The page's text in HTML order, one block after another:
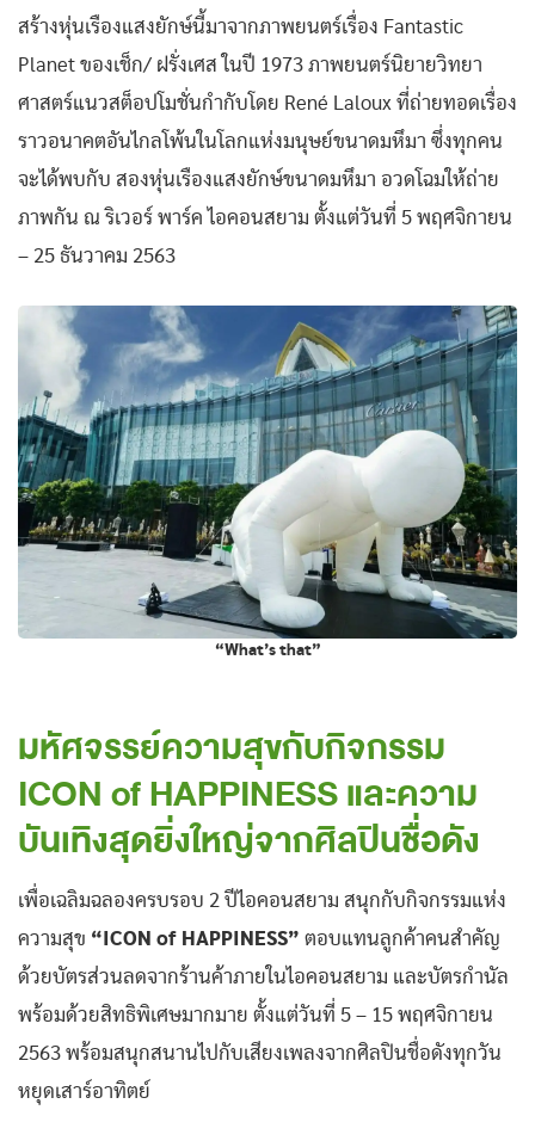
สร้างหุ่นเรืองแสงยักษ์นี้มาจากภาพยนตร์เรื่อง Fantastic
Planet ของเช็ก/ ฝรั่งเศส ในปี 1973 ภาพยนตร์นิยายวิทยา
ศาสตร์แนวสต็อปโมชั่นกำกับโดย René Laloux ที่ถ่ายทอดเรื่อง
ราวอนาคตอันไกลโพ้นในโลกแห่งมนุษย์ขนาดมหึมา ซึ่งทุกคน
จะได้พบกับ สองหุ่นเรืองแสงยักษ์ขนาดมหึมา อวดโฉมให้ถ่าย
ภาพกัน ณ ริเวอร์ พาร์ค ไอคอนสยาม ตั้งแต่วันที่ 5 พฤศจิกายน
– 25 ธันวาคม 2563
“What’s that”
มหัศจรรย์ความสุขกับกิจกรรม
ICON of HAPPINESS และความ
บันเทิงสุดยิ่งใหญ่จากศิลปินชื่อดัง
เพื่อเฉลิมฉลองครบรอบ 2 ปีไอคอนสยาม สนุกกับกิจกรรมแห่ง
ความสุข “ICON of HAPPINESS” ตอบแทนลูกค้าคนสำคัญ
ด้วยบัตรส่วนลดจากร้านค้าภายในไอคอนสยาม และบัตรกำนัล
พร้อมด้วยสิทธิพิเศษมากมาย ตั้งแต่วันที่ 5 – 15 พฤศจิกายน
2563 พร้อมสนุกสนานไปกับเสียงเพลงจากศิลปินชื่อดังทุกวัน
หยุดเสาร์อาทิตย์